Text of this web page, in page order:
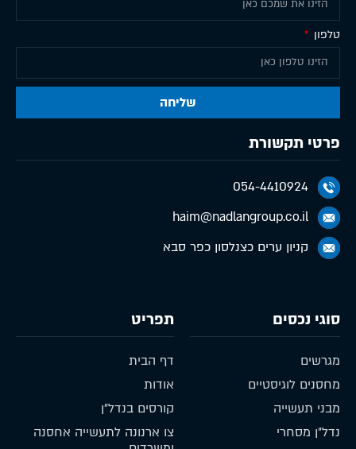
תפריט
דף הבית
אודות
קורסים בנדל״ן
צו ארנונה לתעשייה אחסנה
סוגי נכסים
מגרשים
מחסנים לוגיסטיים
מבני תעשייה
נדל״ן מסחרי
פרטי תקשורת
054-4410924
haim@nadlangroup.co.il
קניון ערים כצנלסון כפר סבא
טלפון
שליחה